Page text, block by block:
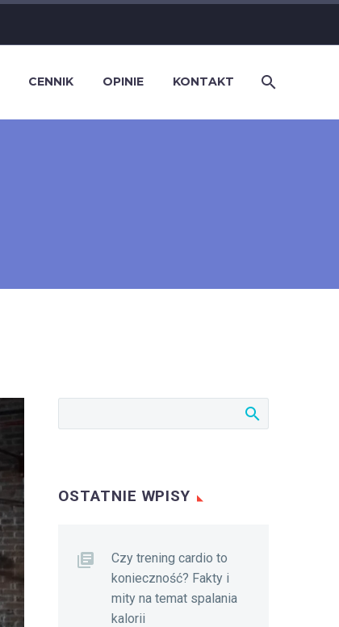
CENNIK OPINIE KONTAKT
OSTATNIE WPISY
Czy trening cardio to
konieczność? Fakty i
mity na temat spalania
kalorii